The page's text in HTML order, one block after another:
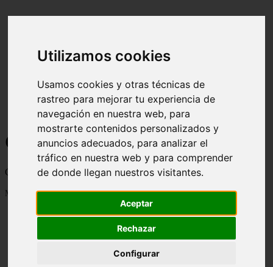
Utilizamos cookies
Usamos cookies y otras técnicas de
rastreo para mejorar tu experiencia de
navegación en nuestra web, para
mostrarte contenidos personalizados y
anuncios adecuados, para analizar el
tráfico en nuestra web y para comprender
de donde llegan nuestros visitantes.
Aceptar
Rechazar
Configurar
Curiosidades y Sabias que
Cosas curiosas, curiosidades, noticias impactantes y mucho mas
Mostrando 1 - 24 de 2833 artículos